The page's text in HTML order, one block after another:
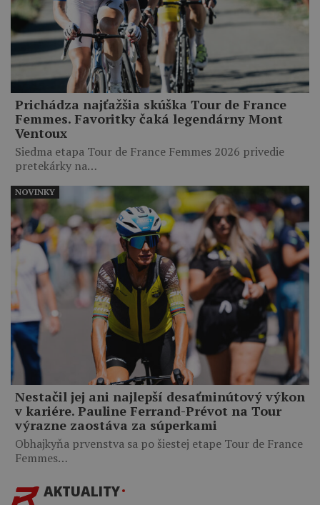
Prichádza najťažšia skúška Tour de France
Femmes. Favoritky čaká legendárny Mont
Ventoux
Siedma etapa Tour de France Femmes 2026 privedie
pretekárky na…
Nestačil jej ani najlepší desaťminútový výkon
v kariére. Pauline Ferrand-Prévot na Tour
výrazne zaostáva za súperkami
Obhajkyňa prvenstva sa po šiestej etape Tour de France
Femmes…
NOVINKY
AKTUALITY